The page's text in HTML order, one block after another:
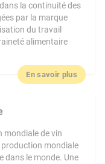
la continuité des
par la marque
du travail
alimentaire
En savoir plus
mondiale de vin
production mondiale
dans le monde. Une